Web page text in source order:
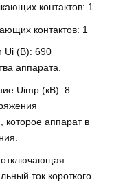
контактов: 1
контактов: 1
Ui (В): 690
аппарата.
Uimp (кВ): 8
аппарат в
ток короткого